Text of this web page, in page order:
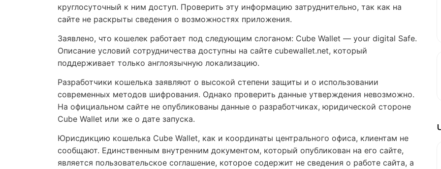
круглосуточный к ним доступ. Проверить эту информацию затруднительно, так как на
сайте не раскрыты сведения о возможностях приложения.
Заявлено, что кошелек работает под следующим слоганом: Cube Wallet — your digital Safe.
Описание условий сотрудничества доступны на сайте cubewallet.net, который
поддерживает только англоязычную локализацию.
Разработчики кошелька заявляют о высокой степени защиты и о использовании
современных методов шифрования. Однако проверить данные утверждения невозможно.
На официальном сайте не опубликованы данные о разработчиках, юридической стороне
Cube Wallet или же о дате запуска.
Юрисдикцию кошелька Cube Wallet, как и координаты центрального офиса, клиентам не
сообщают. Единственным внутренним документом, который опубликован на его сайте,
является пользовательское соглашение, которое содержит не сведения о работе сайта, а